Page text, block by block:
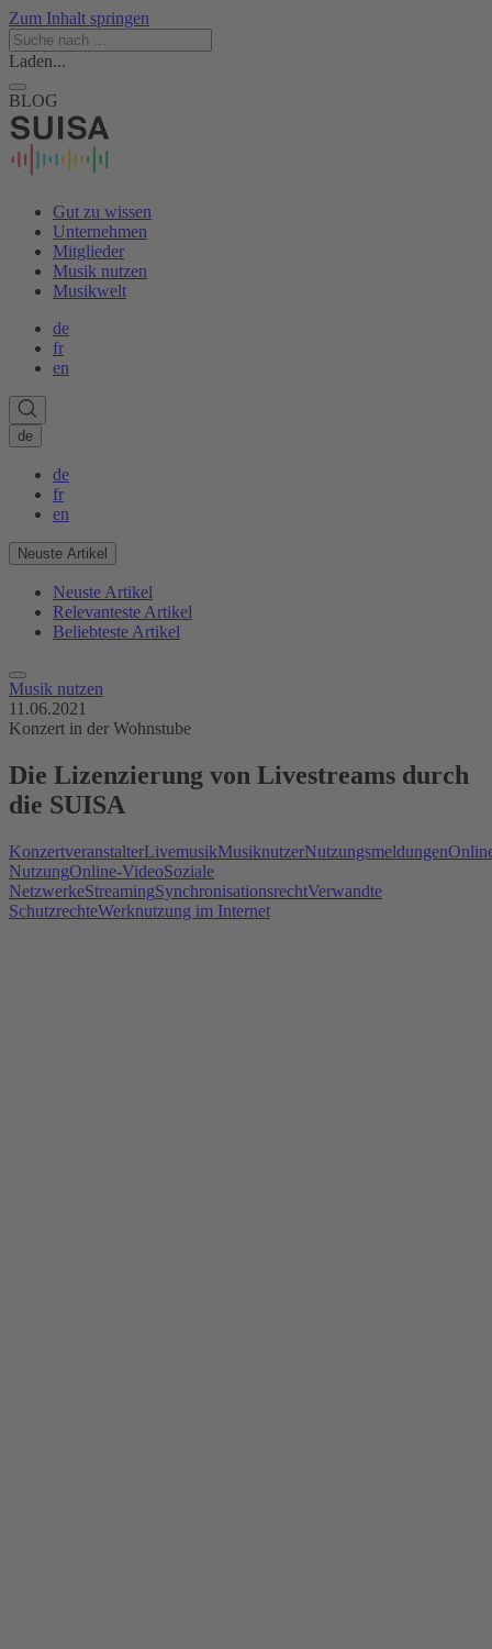
Zum Inhalt springen
Laden...
BLOG
Gut zu wissen
Unternehmen
Mitglieder
Musik nutzen
Musikwelt
de
fr
en
de
de
fr
en
Neuste Artikel
Neuste Artikel
Relevanteste Artikel
Beliebteste Artikel
Musik nutzen
11.06.2021
Konzert in der Wohnstube
Die Lizenzierung von Livestreams durch
die SUISA
KonzertveranstalterLivemusikMusiknutzerNutzungsmeldungen
NutzungOnline-VideoSoziale
NetzwerkeStreamingSynchronisationsrechtVerwandte
SchutzrechteWerknutzung im Internet